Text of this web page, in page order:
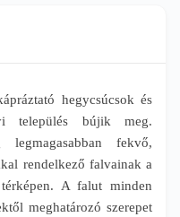
hegycsúcsok és
település bújik meg.
fekvő,
rendelkező falvainak a
A falut minden
meghatározó szerepet